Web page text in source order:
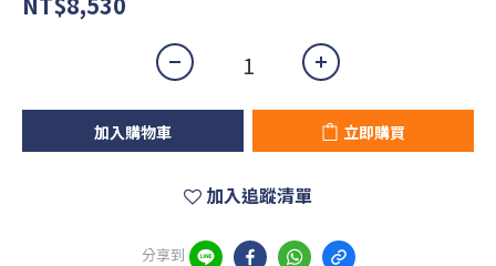
加入購物車 立即購買
加入追蹤清單
分享到